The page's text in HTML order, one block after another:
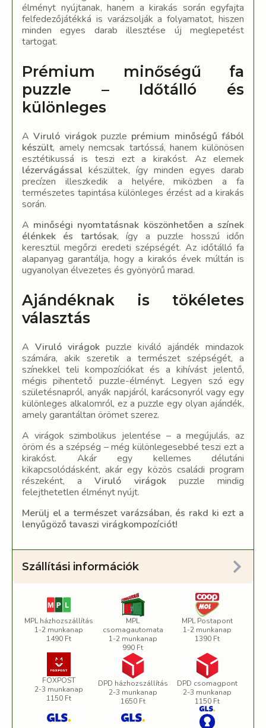
élményt nyújtanak, hanem a kirakás során egyfajta
felfedezőjátékká is varázsolják a folyamatot, hiszen
minden egyes darab illesztése új meglepetést
tartogat.
Prémium minőségű fa
puzzle – Időtálló és
különleges
AViruló virágokpuzzle prémium minőségű fából
készült, amely nemcsak tartóssá, hanem különösen
esztétikussá is teszi ezt a kirakóst. Az elemek
lézervágással készültek, így minden egyes darab
precízen illeszkedik a helyére, miközben a fa
természetes tapintása különleges érzést ad a kirakás
során.
A minőségi nyomtatásnak köszönhetően a színek
élénkek és tartósak, így a puzzle hosszú időn
keresztül megőrzi eredeti szépségét. Az időtálló fa
alapanyag garantálja, hogy a kirakós évek múltán is
ugyanolyan élvezetes és gyönyörű marad.
Ajándéknak is tökéletes
választás
A Viruló virágok puzzle kiváló ajándék mindazok
számára, akik szeretik a természet szépségét, a
színekkel teli kompozíciókat és a kihívást jelentő,
mégis pihentető puzzle-élményt. Legyen szó egy
születésnapról, anyák napjáról, karácsonyról vagy egy
különleges alkalomról, ez a puzzle egy olyan ajándék,
amely garantáltan örömet szerez.
A virágok szimbolikus jelentése – a megújulás, az
öröm és a szépség – még különlegesebbé teszi ezt a
kirakóst. Akár egy kellemes délutáni
kikapcsolódásként, akár egy közös családi program
részeként, aViruló virágokpuzzle mindig
felejthetetlen élményt nyújt.
Merülj el a természet varázsában, és rakd ki ezt a
lenyűgöző tavaszi virágkompozíciót!
Szállítási információk
MPL házhozszállítás
1-2 munkanap
1490 Ft
MPL
csomagautomata
1-2 munkanap
990 Ft
MPL Postapont
1-2 munkanap
1390 Ft
FOXPOST
2-3 munkanap
1150 Ft
DPD házhozszállítás
2-3 munkanap
1650 Ft
DPD csomagpont
2-3 munkanap
1150 Ft